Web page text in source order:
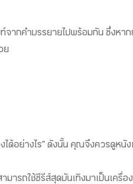
กคำบรรยายไปพร้อมกัน ซึ่งหาก
ย
อย่างไร” ดังนั้น คุณจึงควรดูหนัง
รถใช้ซีรีส์สุดบันเทิงมาเป็นเครื่